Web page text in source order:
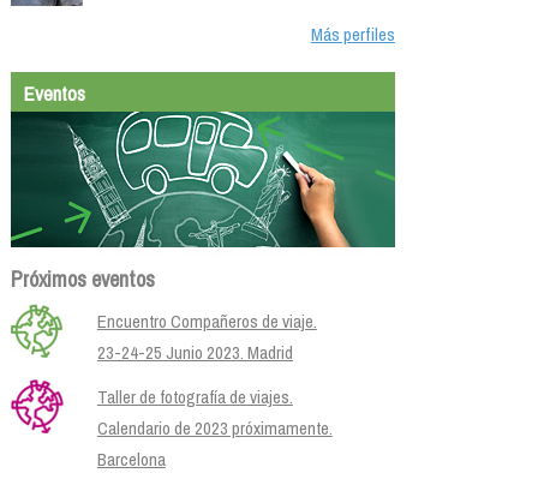
Más perfiles
Eventos
Próximos eventos
Encuentro Compañeros de viaje.
23-24-25 Junio 2023. Madrid
Taller de fotografía de viajes.
Calendario de 2023 próximamente.
Barcelona